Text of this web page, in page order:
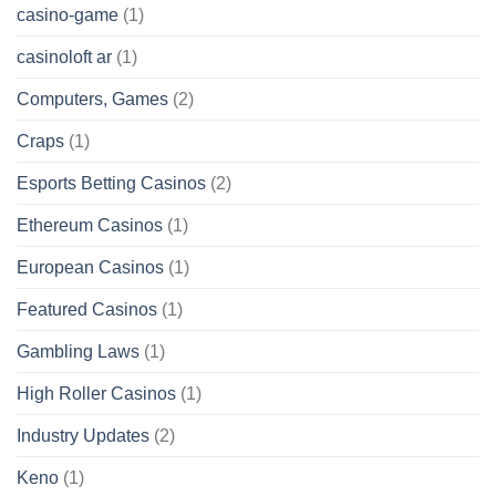
casino-game (1)
casinoloft ar (1)
Computers, Games (2)
Craps (1)
Esports Betting Casinos (2)
Ethereum Casinos (1)
European Casinos (1)
Featured Casinos (1)
Gambling Laws (1)
High Roller Casinos (1)
Industry Updates (2)
Keno (1)